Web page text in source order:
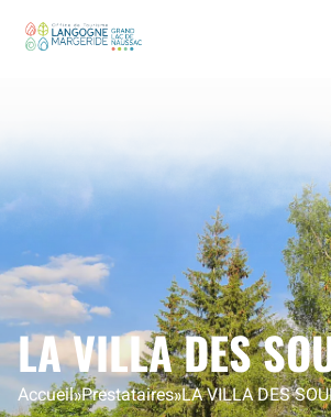
LA VILLA DES
Accueil»Prestataires»LA VILLA DES